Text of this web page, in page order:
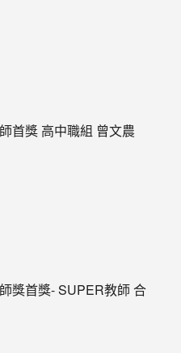
首獎 高中職組 曾文農
獎首獎- SUPER教師 合